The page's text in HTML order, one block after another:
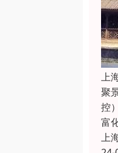
上
聚
控
富
上